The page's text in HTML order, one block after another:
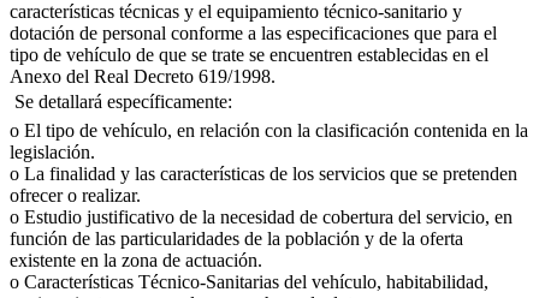
características técnicas y el equipamiento técnico-sanitario y
dotación de personal conforme a las especificaciones que para el
tipo de vehículo de que se trate se encuentren establecidas en el
Anexo del Real Decreto 619/1998.
 Se detallará específicamente:
o El tipo de vehículo, en relación con la clasificación contenida en la
legislación.
o La finalidad y las características de los servicios que se pretenden
ofrecer o realizar.
o Estudio justificativo de la necesidad de cobertura del servicio, en
función de las particularidades de la población y de la oferta
existente en la zona de actuación.
o Características Técnico-Sanitarias del vehículo, habitabilidad,